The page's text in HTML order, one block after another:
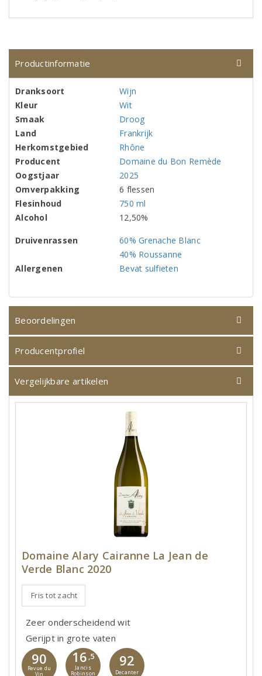
Productinformatie
Dranksoort
Wijn
Kleur
Wit
Smaak
Droog
Land
Frankrijk
Herkomstgebied
Rhône
Producent
Domaine du Bon Remède
Oogstjaar
2025
Omverpakking
6 flessen
Flesinhoud
750 ml
Alcohol
12,50%
Druivenrassen
60% Grenache Blanc
40% Roussanne
Allergenen
Bevat sulfieten
Beoordelingen
Producentprofiel
Vergelijkbare artikelen
Domaine Alary Cairanne La Jean de
Verde Blanc 2020
Fris tot zacht
Zeer onderscheidend wit
Gerijpt in grote vaten
90
Revue du
Vin
16 ,5
Jancis
Robinson
92
Decanter